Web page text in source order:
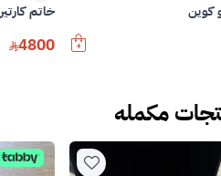
كوين خاتم كارتير
4800
مكمله